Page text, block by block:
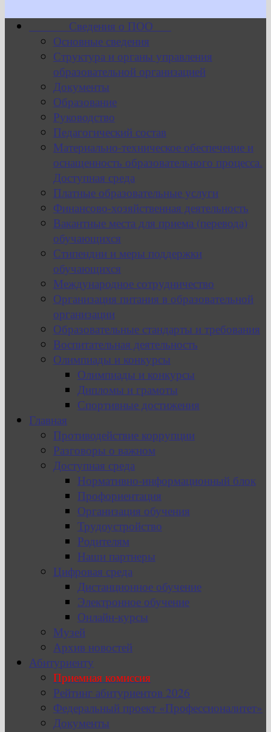
Сведения о ПОО
Основные сведения
Структура и органы управления
образовательной организацией
Документы
Образование
Руководство
Педагогический состав
Материально-техническое обеспечение и
оснащенность образовательного процесса.
Доступная среда
Платные образовательные услуги
Финансово-хозяйственная деятельность
Вакантные места для приема (перевода)
обучающихся
Стипендии и меры поддержки
обучающихся
Международное сотрудничество
Организация питания в образовательной
организации
Образовательные стандарты и требования
Воспитательная деятельность
Олимпиады и конкурсы
Олимпиады и конкурсы
Дипломы и грамоты
Спортивные достижения
Главная
Противодействие коррупции
Разговоры о важном
Доступная среда
Нормативно-информационный блок
Профориентация
Организация обучения
Трудоустройство
Родителям
Наши партнеры
Цифровая среда
Дистанционное обучение
Электронное обучение
Онлайн-курсы
Музей
Архив новостей
Абитуриенту
Приемная комиссия
Рейтинг абитуриентов 2026
Федеральный проект «Профессионалитет»
Документы